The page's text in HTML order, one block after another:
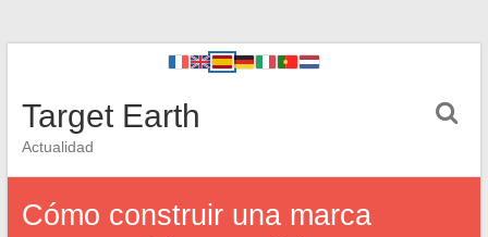
Target Earth
Actualidad
Cómo construir una marca